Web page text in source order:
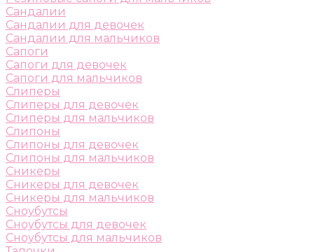
Сандалии
Сандалии для девочек
Сандалии для мальчиков
Сапоги
Сапоги для девочек
Сапоги для мальчиков
Слиперы
Слиперы для девочек
Слиперы для мальчиков
Слипоны
Слипоны для девочек
Слипоны для мальчиков
Сникеры
Сникеры для девочек
Сникеры для мальчиков
Сноубутсы
Сноубутсы для девочек
Сноубутсы для мальчиков